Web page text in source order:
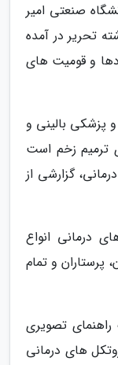
صنعتی امیر
تحریر در آمده
و قومیت های
پزشکی بالینی و
زخم است
گزارشی از
درمانی انواع
پرستاران و تمام
تصویری
های درمانی